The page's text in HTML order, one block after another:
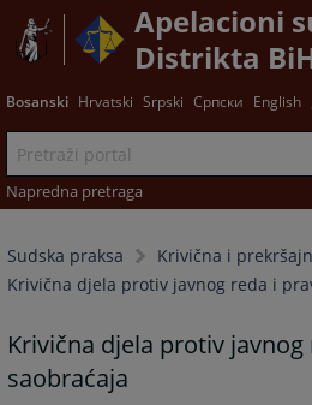
Apelacioni
Distrikta
Bosanski Hrvatski Srpski Српски English
Napredna pretraga
Sudska praksa
Krivična i
Krivična djela protiv javnog reda i
Krivična djela protiv
saobraćaja